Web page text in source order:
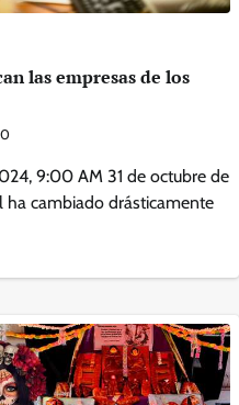
las empresas de los
0
9:00 AM 31 de octubre de
cambiado drásticamente